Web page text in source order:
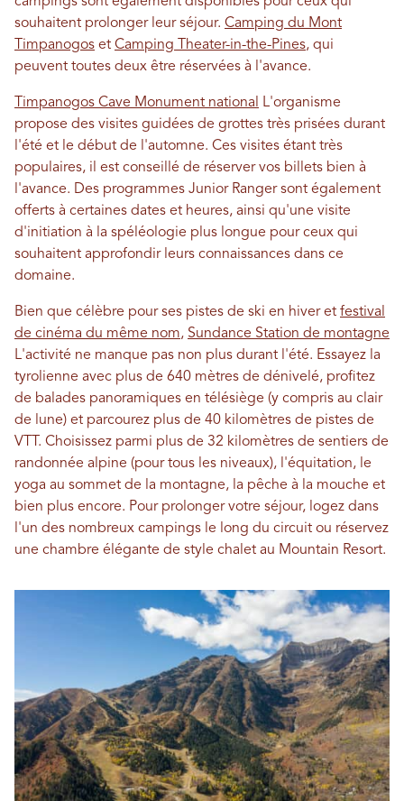
souhaitent prolonger leur séjour. Camping du Mont
Timpanogos et Camping Theater-in-the-Pines, qui
peuvent toutes deux être réservées à l'avance.
Timpanogos Cave Monument national
L'organisme
propose des visites guidées de grottes très prisées durant
l'été et le début de l'automne. Ces visites étant très
populaires, il est conseillé de réserver vos billets bien à
l'avance. Des programmes Junior Ranger sont également
offerts à certaines dates et heures, ainsi qu'une visite
d'initiation à la spéléologie plus longue pour ceux qui
souhaitent approfondir leurs connaissances dans ce
domaine.
Bien que célèbre pour ses pistes de ski en hiver et festival
de cinéma du même nom, Sundance Station de montagne
L'activité ne manque pas non plus durant l'été. Essayez la
tyrolienne avec plus de 640 mètres de dénivelé, profitez
de balades panoramiques en télésiège (y compris au clair
de lune) et parcourez plus de 40 kilomètres de pistes de
VTT. Choisissez parmi plus de 32 kilomètres de sentiers de
randonnée alpine (pour tous les niveaux), l'équitation, le
yoga au sommet de la montagne, la pêche à la mouche et
bien plus encore. Pour prolonger votre séjour, logez dans
l'un des nombreux campings le long du circuit ou réservez
une chambre élégante de style chalet au Mountain Resort.